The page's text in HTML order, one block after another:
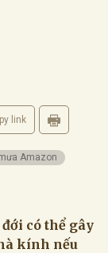
link
Amazon
có thể gây
kính nếu